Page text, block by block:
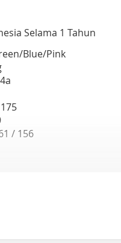
Selama 1 Tahun
Blue/Pink
/ 156